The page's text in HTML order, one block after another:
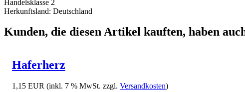
Handelsklasse 2
Herkunftsland: Deutschland
Kunden, die diesen Artikel kauften, haben
Haferherz
1,15 EUR (inkl. 7 % MwSt. zzgl. Versandkosten)